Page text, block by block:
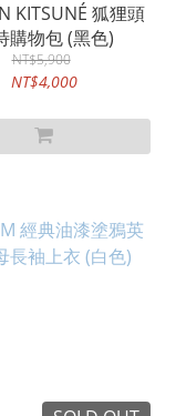
KITSUNÉ 狐狸頭
購物包 (黑色)
NT$5,900
NT$4,000